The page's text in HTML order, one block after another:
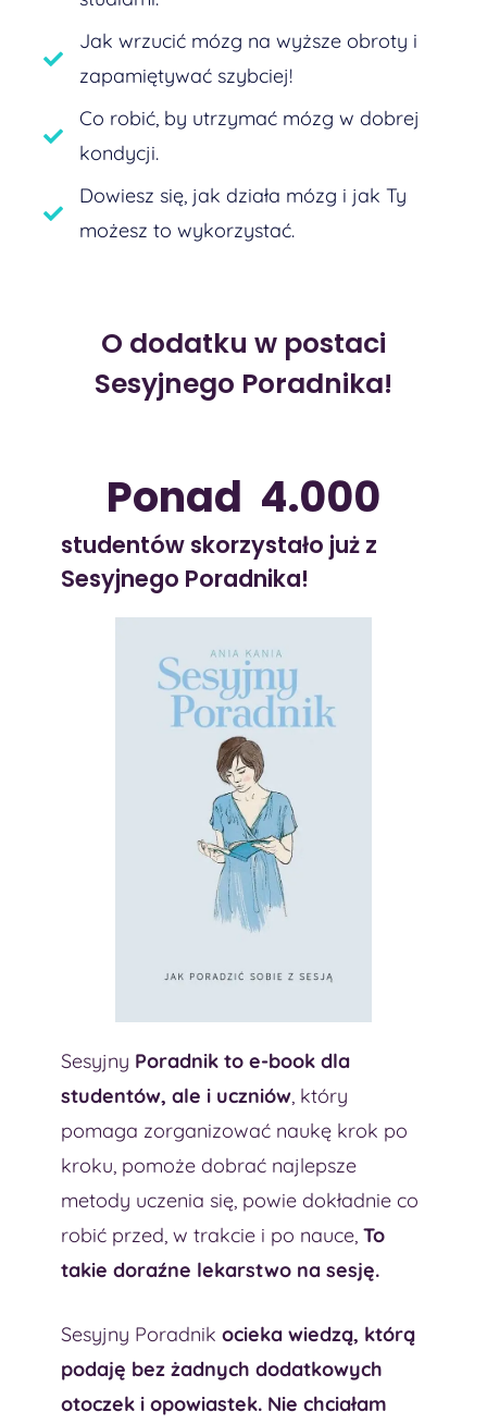
Jak wrzucić mózg na wyższe obroty i
zapamiętywać szybciej!​
Co robić, by utrzymać mózg w dobrej
kondycji.
Dowiesz się, jak działa mózg i jak Ty
możesz to wykorzystać.
O dodatku w postaci
Sesyjnego Poradnika!
studentów skorzystało już z
Sesyjnego Poradnika!
Ponad 4.000
Sesyjny Poradnik to e-book dla
studentów, ale i uczniów, który
pomaga zorganizować naukę krok po
kroku, pomoże dobrać najlepsze
metody uczenia się, powie dokładnie co
robić przed, w trakcie i po nauce, To
takie doraźne lekarstwo na sesję.
Sesyjny Poradnik ocieka wiedzą, którą
podaję bez żadnych dodatkowych
otoczek i opowiastek. Nie chciałam